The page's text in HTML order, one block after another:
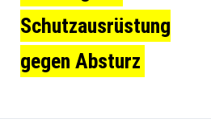
Schutzausrüstung
gegen Absturz